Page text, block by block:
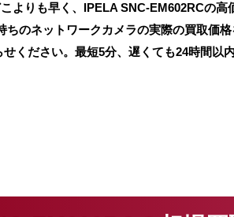
よりも早く、IPELA SNC-EM602RCの高
ちのネットワークカメラの実際の買取価
ください。最短5分、遅くても24時間以